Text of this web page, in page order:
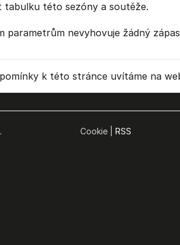
tabulkutéto sezóny a soutěže.
parametrům nevyhovuje žádný
k této stránce uvítáme na
Cookie | RSS